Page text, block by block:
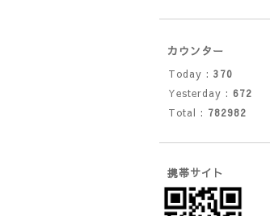
カウンター
Today : 370
Yesterday : 672
Total : 782982
携帯サイト